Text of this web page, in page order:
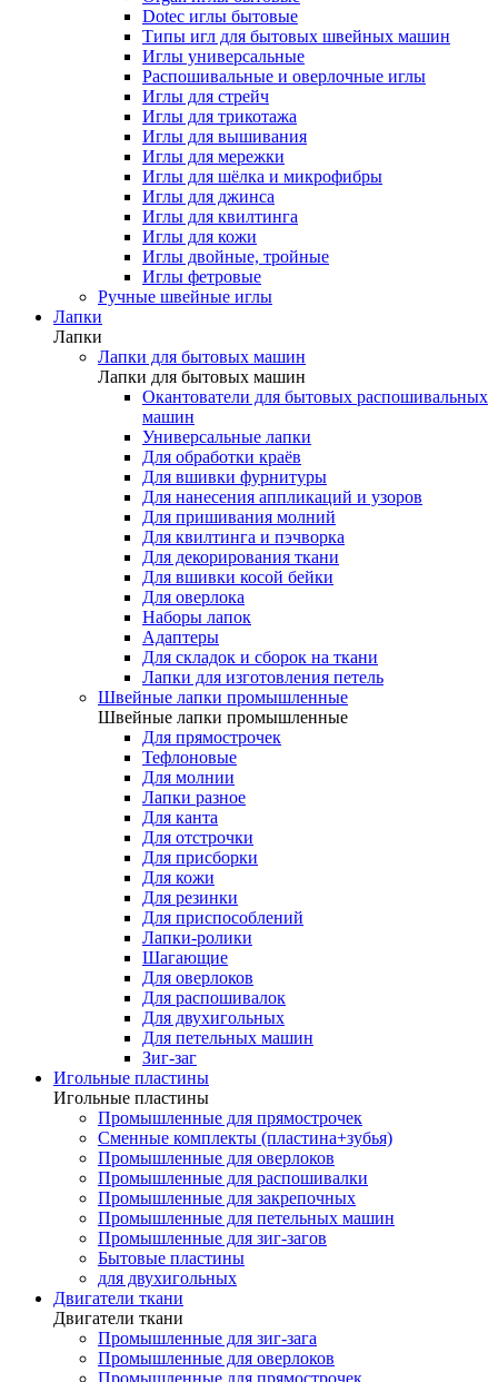
Dotec иглы бытовые
Типы игл для бытовых швейных машин
Иглы универсальные
Распошивальные и оверлочные иглы
Иглы для стрейч
Иглы для трикотажа
Иглы для вышивания
Иглы для мережки
Иглы для шёлка и микрофибры
Иглы для джинса
Иглы для квилтинга
Иглы для кожи
Иглы двойные, тройные
Иглы фетровые
Ручные швейные иглы
Лапки
Лапки
Лапки для бытовых машин
Лапки для бытовых машин
Окантователи для бытовых распошивальных
машин
Универсальные лапки
Для обработки краёв
Для вшивки фурнитуры
Для нанесения аппликаций и узоров
Для пришивания молний
Для квилтинга и пэчворка
Для декорирования ткани
Для вшивки косой бейки
Для оверлока
Наборы лапок
Адаптеры
Для складок и сборок на ткани
Лапки для изготовления петель
Швейные лапки промышленные
Швейные лапки промышленные
Для прямострочек
Тефлоновые
Для молнии
Лапки разное
Для канта
Для отстрочки
Для присборки
Для кожи
Для резинки
Для приспособлений
Лапки-ролики
Шагающие
Для оверлоков
Для распошивалок
Для двухигольных
Для петельных машин
Зиг-заг
Игольные пластины
Игольные пластины
Промышленные для прямострочек
Сменные комплекты (пластина+зубья)
Промышленные для оверлоков
Промышленные для распошивалки
Промышленные для закрепочных
Промышленные для петельных машин
Промышленные для зиг-загов
Бытовые пластины
для двухигольных
Двигатели ткани
Двигатели ткани
Промышленные для зиг-зага
Промышленные для оверлоков
Промышленные для прямострочек